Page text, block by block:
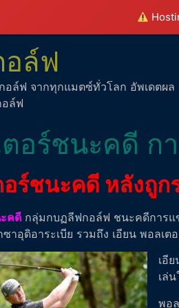
อล์ฟ
อล์ฟ จากทุกแมตซ์ทั่วโลก อัพเดตผล
ล์ฟ
อร์ชนะคดี ก
ร์ชนะคดี หลังถูก
คดี กลุ่มกบฏลีฟกอล์ฟ ชนะคดีการแข่
าอุดิอาระเบีย รวมถึง เอียน พอลเ
เอี
เล่
พอ